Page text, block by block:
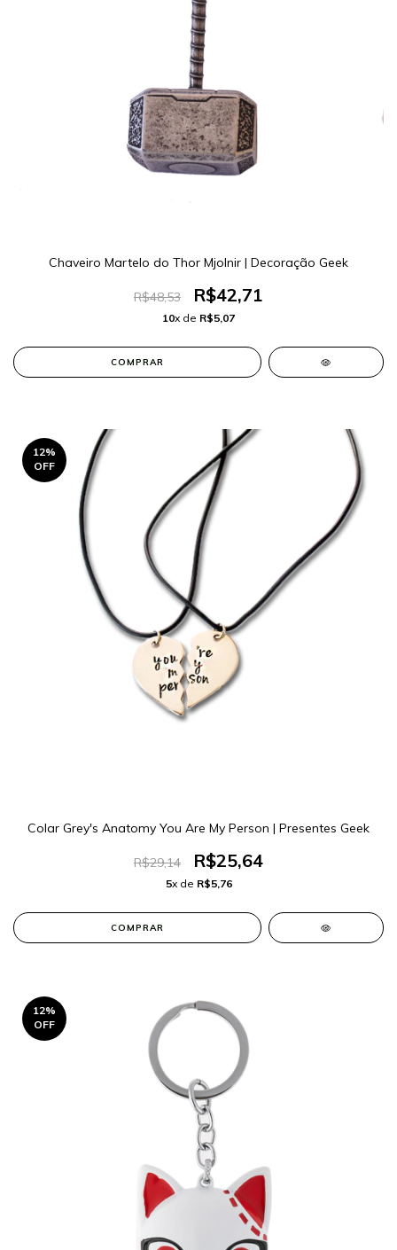
Chaveiro Martelo do Thor Mjolnir | Decoração Geek
R$48,53 R$42,71
10x de R$5,07
12%
OFF
Colar Grey's Anatomy You Are My Person | Presentes Geek
R$29,14 R$25,64
5x de R$5,76
COMPRAR
12%
OFF